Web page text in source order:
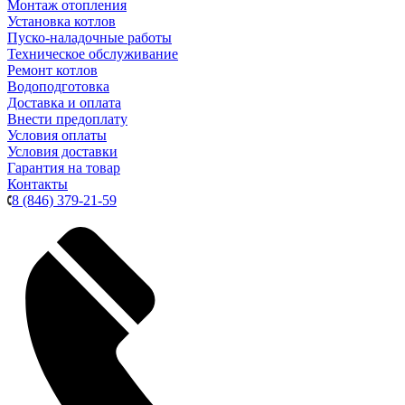
Монтаж отопления
Установка котлов
Пуско-наладочные работы
Техническое обслуживание
Ремонт котлов
Водоподготовка
Доставка и оплата
Внести предоплату
Условия оплаты
Условия доставки
Гарантия на товар
Контакты
8 (846) 379-21-59